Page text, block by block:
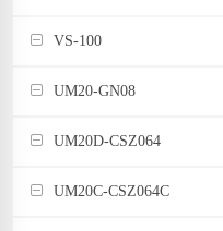
VS-100
UM20-GN08
UM20D-CSZ064
UM20C-CSZ064C